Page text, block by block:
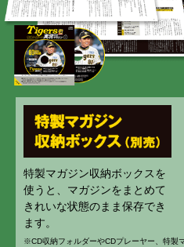
特製マガジン収納ボックスを
使うと、マガジンをまとめて
きれいな状態のまま保存でき
ます。
※CD収納フォルダーやCDプレーヤー、特製